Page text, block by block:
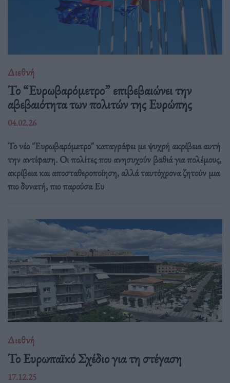
Διεθνή
Το “Ευρωβαρόμετρο” επιβεβαιώνει την
αβεβαιότητα των πολιτών της Ευρώπης
04.02.26
Το νέο "Ευρωβαρόμετρο" καταγράφει με ψυχρή ακρίβεια αυτή
την αντίφαση. Oι πολίτες που ανησυχούν βαθιά για πολέμους,
ακρίβεια και αποσταθεροποίηση, αλλά ταυτόχρονα ζητούν μια
πιο δυνατή, πιο παρούσα Ευ
Διεθνή
Το Ευρωπαϊκό Σχέδιο για τη στέγαση
17.12.25